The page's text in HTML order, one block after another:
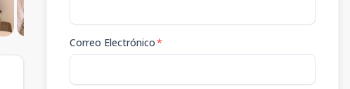
Correo Electrónico*